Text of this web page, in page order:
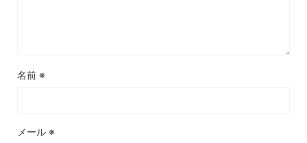
名前 ※
メール ※